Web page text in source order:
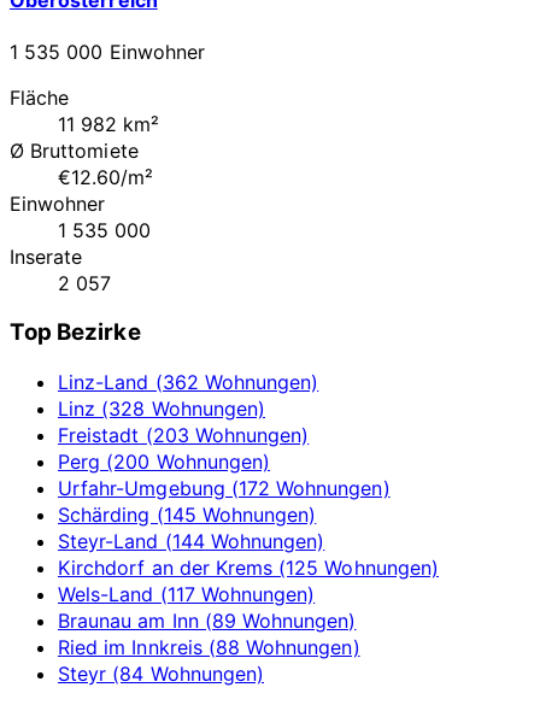
1 535 000 Einwohner
Fläche
11 982 km²
Ø Bruttomiete
€12.60/m²
Einwohner
1 535 000
Inserate
2 057
Top Bezirke
Linz-Land (362 Wohnungen)
Linz (328 Wohnungen)
Freistadt (203 Wohnungen)
Perg (200 Wohnungen)
Urfahr-Umgebung (172 Wohnungen)
Schärding (145 Wohnungen)
Steyr-Land (144 Wohnungen)
Kirchdorf an der Krems (125 Wohnungen)
Wels-Land (117 Wohnungen)
Braunau am Inn (89 Wohnungen)
Ried im Innkreis (88 Wohnungen)
Steyr (84 Wohnungen)